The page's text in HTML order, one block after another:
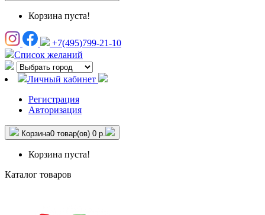
Корзина пуста!
+7(495)799-21-10
Список желаний
Личный кабинет
Регистрация
Авторизация
Корзина0 товар(ов) 0 р.
Корзина пуста!
Каталог товаров